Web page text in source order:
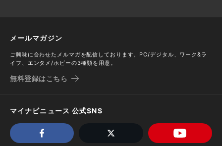
メールマガジン
ご興味に合わせたメルマガを配信しております。PC/デジタル、ワーク&ラ
イフ、エンタメ/ホビーの3種類を用意。
無料登録はこちら
マイナビニュース 公式SNS